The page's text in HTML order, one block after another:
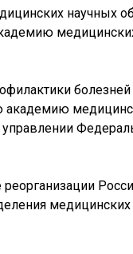
научных
болезней
академию
медицинских